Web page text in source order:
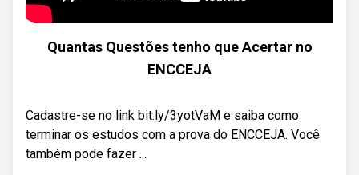
Quantas Questões tenho que Acertar no
ENCCEJA
Cadastre-se no link bit.ly/3yotVaM e saiba como
terminar os estudos com a prova do ENCCEJA. Você
também pode fazer ...